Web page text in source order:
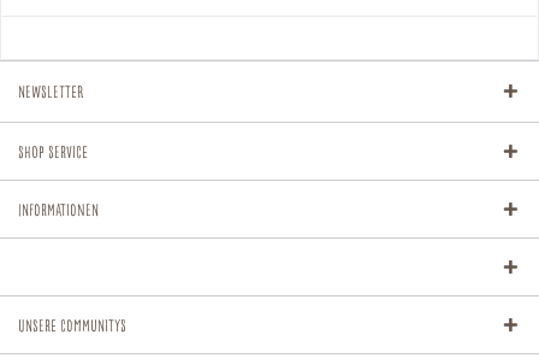
Newsletter
Shop Service
Informationen
Unsere Communitys